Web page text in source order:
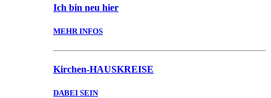
Ich bin neu hier
MEHR INFOS
Kirchen-HAUSKREISE
DABEI SEIN